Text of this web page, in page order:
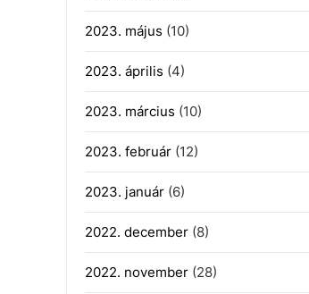
2023. május (10)
2023. április (4)
2023. március (10)
2023. február(12)
2023. január(6)
2022. december(8)
2022. november(28)